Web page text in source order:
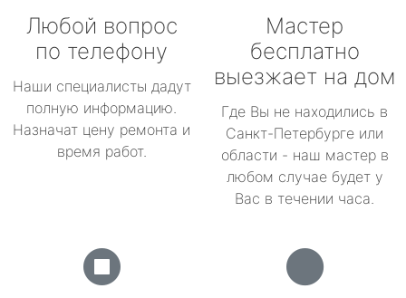
Любой вопрос
по телефону
Наши специалисты дадут
полную информацию.
Назначат цену ремонта и
время работ.
Мастер
бесплатно
выезжает на дом
Где Вы не находились в
Санкт-Петербурге или
области - наш мастер в
любом случае будет у
Вас в течении часа.